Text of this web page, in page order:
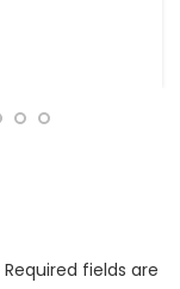
Required fields are